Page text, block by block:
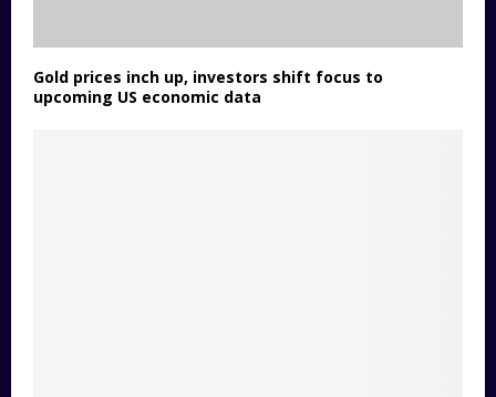
Gold prices inch up, investors shift focus to
upcoming US economic data